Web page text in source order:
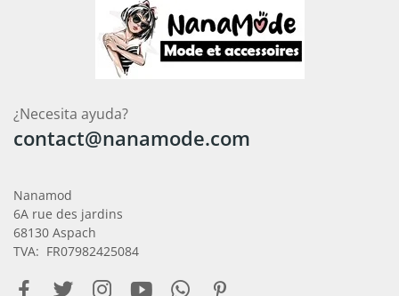
¿Necesita ayuda?
contact@nanamode.com
Nanamod
6A rue des jardins
68130 Aspach
TVA: FR07982425084